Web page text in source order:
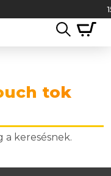
tok
a keresésnek.